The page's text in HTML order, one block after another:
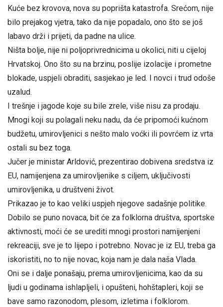
Kuće bez krovova, nova su poprišta katastrofa. Srećom, nije
bilo prejakog vjetra, tako da nije popadalo, ono što se još
labavo drži i prijeti, da padne na ulice.
Ništa bolje, nije ni poljoprivrednicima u okolici, niti u cijeloj
Hrvatskoj. Ono što su na brzinu, poslije izolacije i prometne
blokade, uspjeli obraditi, sasjekao je led. I novci i trud odoše
uzalud.
I trešnje i jagode koje su bile zrele, više nisu za prodaju.
Mnogi koji su polagali neku nadu, da će pripomoći kućnom
budžetu, umirovljenici s nešto malo voćki ili povrćem iz vrta
ostali su bez toga.
Jučer je ministar Arldović, prezentirao dobivena sredstva iz
EU, namijenjena za umirovljenike s ciljem, uključivosti
umirovljenika, u društveni život.
Prikazao je to kao veliki uspjeh njegove sadašnje politike.
Dobilo se puno novaca, bit će za folklorna društva, sportske
aktivnosti, moći će se urediti mnogi prostori namijenjeni
rekreaciji, sve je to lijepo i potrebno. Novac je iz EU, treba ga
iskoristiti, no to nije novac, koja nam je dala naša Vlada.
Oni se i dalje ponašaju, prema umirovljenicima, kao da su
ljudi u godinama ishlapljeli, i opušteni, hohštapleri, koji se
bave samo razonodom, plesom, izletima i folklorom.